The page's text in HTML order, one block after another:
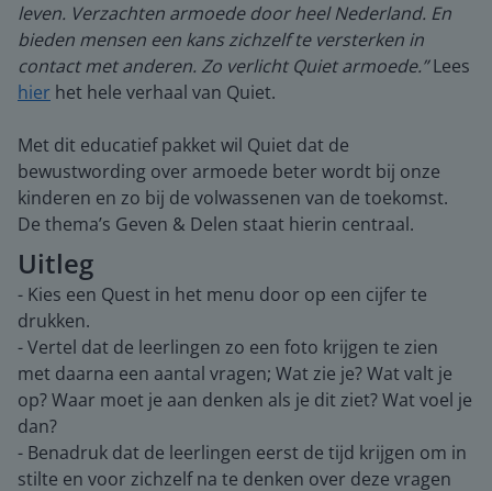
leven. Verzachten armoede door heel Nederland. En
bieden mensen een kans zichzelf te versterken in
contact met anderen. Zo verlicht Quiet armoede.”Lees
hier het hele verhaal van Quiet.
Met dit educatief pakket wil Quiet dat de
bewustwording over armoede beter wordt bij onze
kinderen en zo bij de volwassenen van de toekomst.
De thema’s Geven & Delen staat hierin centraal.
Uitleg
- Kies een Quest in het menu door op een cijfer te
drukken.
- Vertel dat de leerlingen zo een foto krijgen te zien
met daarna een aantal vragen; Wat zie je? Wat valt je
op? Waar moet je aan denken als je dit ziet? Wat voel je
dan?
- Benadruk dat de leerlingen eerst de tijd krijgen om in
stilte en voor zichzelf na te denken over deze vragen